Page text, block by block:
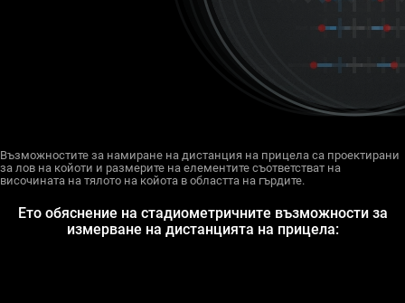
Възможностите за намиране на дистанция на прицела са проектирани
за лов на койоти и размерите на елементите съответстват на
височината на тялото на койота в областта на гърдите.
Ето обяснение на стадиометричните възможности за
измерване на дистанцията на прицела: